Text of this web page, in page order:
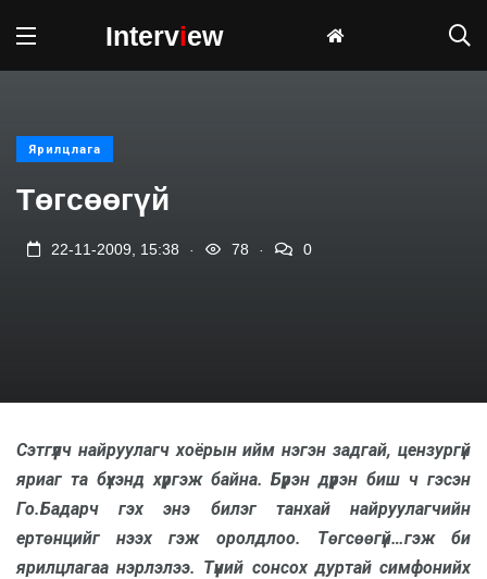
Interview
Ярилцлага
Төгсөөгүй
22-11-2009, 15:38 78 0
Сэтгүүлч найруулагч хоёрын ийм нэгэн задгай, цензургүй
яриаг та бүхэнд хүргэж байна. Бүрэн дүүрэн биш ч гэсэн
Го.Бадарч гэх энэ
билэг танхай найруулагчийн
ертөнцийг нээх гэж оролдлоо. Төгсөөгүй…гэж би
ярилцлагаа нэрлэлээ. Түүний сонсох дуртай симфонийх